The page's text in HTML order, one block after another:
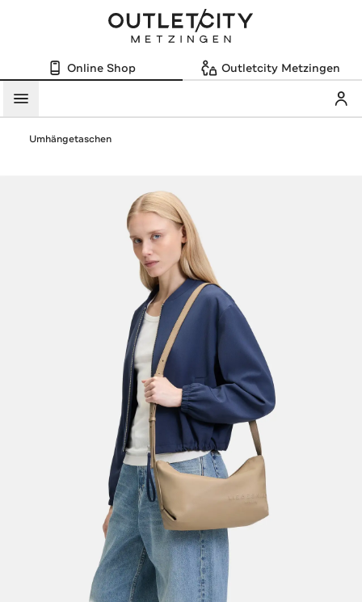
Online Shop Outletcity Metzingen
Menü
Umhängetaschen